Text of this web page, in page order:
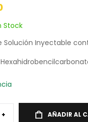
Stock
Solución Inyectable
+ AÑADIR AL